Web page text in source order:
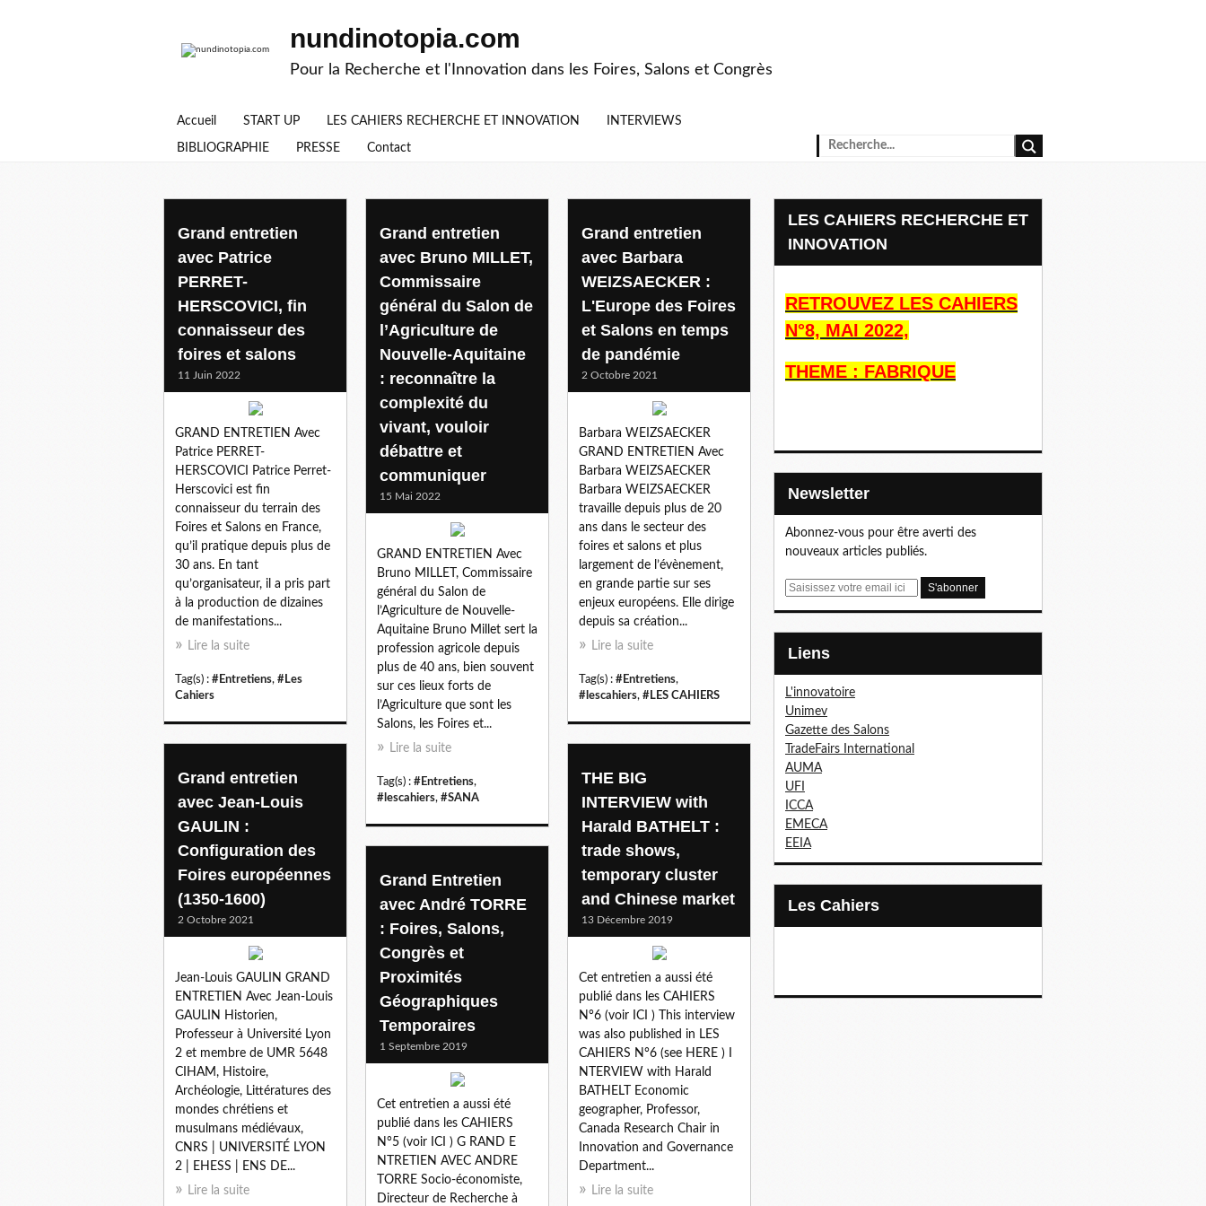
nundinotopia.com
Pour la Recherche et l'Innovation dans les Foires, Salons et Congrès
Accueil START UP LES CAHIERS RECHERCHE ET INNOVATION INTERVIEWS
BIBLIOGRAPHIE PRESSE Contact
entretiens
Grand entretien
avec Patrice
PERRET-
HERSCOVICI, fin
connaisseur des
foires et salons
11 Juin 2022
GRAND ENTRETIEN Avec
Patrice PERRET-
HERSCOVICI Patrice Perret-
Herscovici est fin
connaisseur du terrain des
Foires et Salons en France,
qu’il pratique depuis plus de
30 ans. En tant
qu’organisateur, il a pris part
à la production de dizaines
de manifestations...
Lire la suite
Tag(s) : #Entretiens, #Les
Cahiers
Grand entretien
avec Bruno MILLET,
Commissaire
général du Salon de
l’Agriculture de
Nouvelle-Aquitaine
: reconnaître la
complexité du
vivant, vouloir
débattre et
communiquer
15 Mai 2022
GRAND ENTRETIEN Avec
Bruno MILLET, Commissaire
général du Salon de
l’Agriculture de Nouvelle-
Aquitaine Bruno Millet sert la
profession agricole depuis
plus de 40 ans, bien souvent
sur ces lieux forts de
l’Agriculture que sont les
Salons, les Foires et...
Lire la suite
Tag(s) : #Entretiens,
#lescahiers, #SANA
Grand entretien
avec Barbara
WEIZSAECKER :
L'Europe des Foires
et Salons en temps
de pandémie
2 Octobre 2021
Barbara WEIZSAECKER
GRAND ENTRETIEN Avec
Barbara WEIZSAECKER
Barbara WEIZSAECKER
travaille depuis plus de 20
ans dans le secteur des
foires et salons et plus
largement de l’évènement,
en grande partie sur ses
enjeux européens. Elle dirige
depuis sa création...
Lire la suite
Tag(s) : #Entretiens,
#lescahiers, #LES CAHIERS
Grand entretien
avec Jean-Louis
GAULIN :
Configuration des
Foires européennes
(1350-1600)
2 Octobre 2021
Jean-Louis GAULIN GRAND
ENTRETIEN Avec Jean-Louis
GAULIN Historien,
Professeur à Université Lyon
2 et membre de UMR 5648
CIHAM, Histoire,
Archéologie, Littératures des
mondes chrétiens et
musulmans médiévaux,
CNRS | UNIVERSITÉ LYON
2 | EHESS | ENS DE...
Lire la suite
THE BIG
INTERVIEW with
Harald BATHELT :
trade shows,
temporary cluster
and Chinese market
13 Décembre 2019
Cet entretien a aussi été
publié dans les CAHIERS
N°6 (voir ICI ) This interview
was also published in LES
CAHIERS N°6 (see HERE ) I
NTERVIEW with Harald
BATHELT Economic
geographer, Professor,
Canada Research Chair in
Innovation and Governance
Department...
Lire la suite
Grand Entretien
avec André TORRE
: Foires, Salons,
Congrès et
Proximités
Géographiques
Temporaires
1 Septembre 2019
Cet entretien a aussi été
publié dans les CAHIERS
N°5 (voir ICI ) G RAND E
NTRETIEN AVEC ANDRE
TORRE Socio-économiste,
Directeur de Recherche à
LES CAHIERS RECHERCHE ET
INNOVATION
RETROUVEZ LES CAHIERS
N°8, MAI 2022,
THEME : FABRIQUE
Newsletter
Abonnez-vous pour être averti des
nouveaux articles publiés.
E
Liens
L'innovatoire
Unimev
Gazette des Salons
TradeFairs International
AUMA
UFI
ICCA
EMECA
EEIA
Les Cahiers